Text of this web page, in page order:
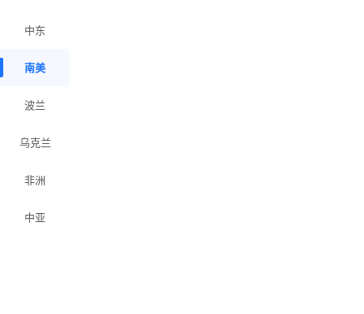
中东
南美
波兰
乌克兰
非洲
中亚